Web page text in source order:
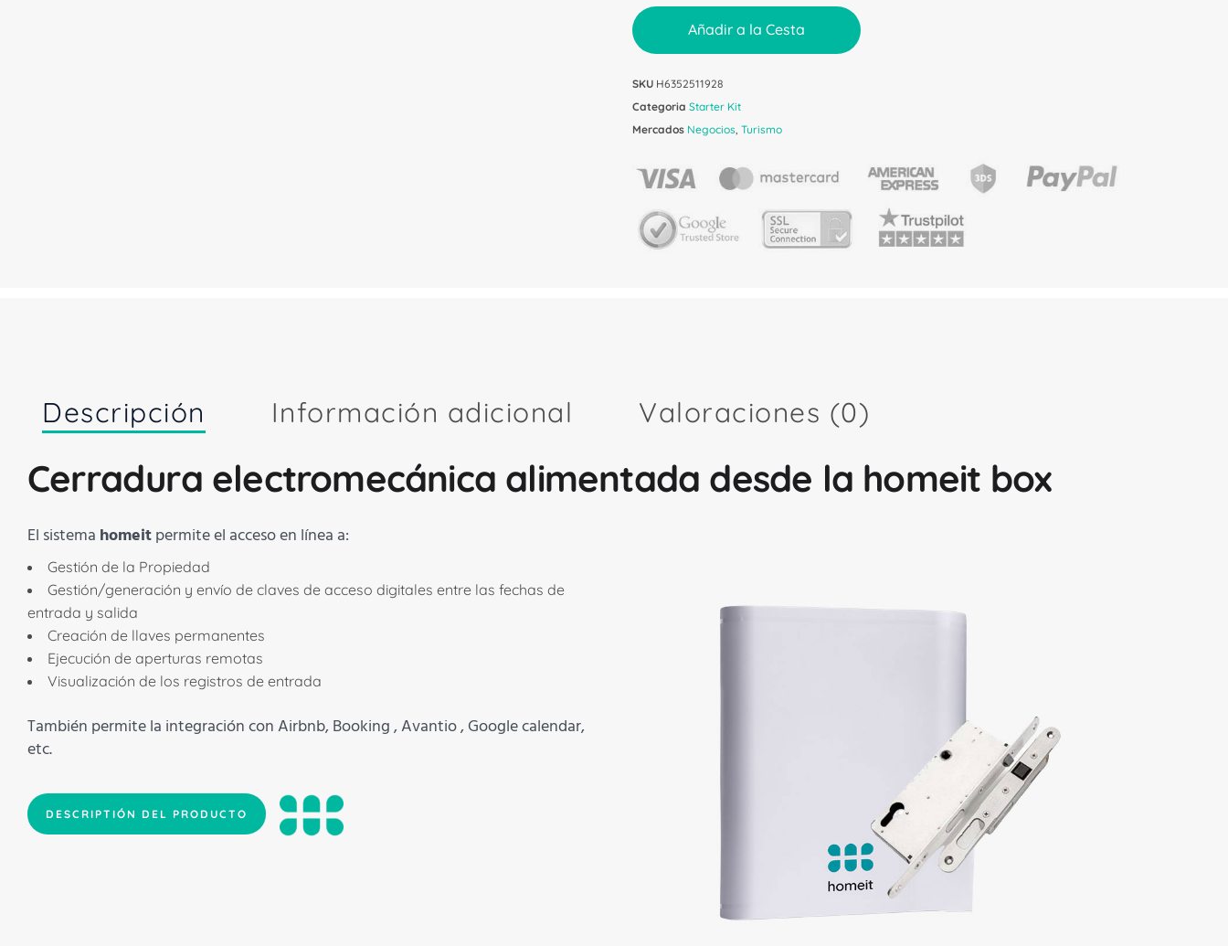
Añadir a la Cesta
SKU H6352511928
Categoria Starter Kit
Mercados Negocios, Turismo
Descripción Información adicional Valoraciones (0)
Cerradura electromecánica alimentada desde la homeit box
El sistema homeit permite el acceso en línea a:
Gestión de la Propiedad
Gestión/generación y envío de claves de acceso digitales entre las fechas de
entrada y salida
Creación de llaves permanentes
Ejecución de aperturas remotas
Visualización de los registros de entrada
También permite la integración con Airbnb, Booking , Avantio , Google calendar,
etc.
DESCRIPTIÓN DEL PRODUCTO